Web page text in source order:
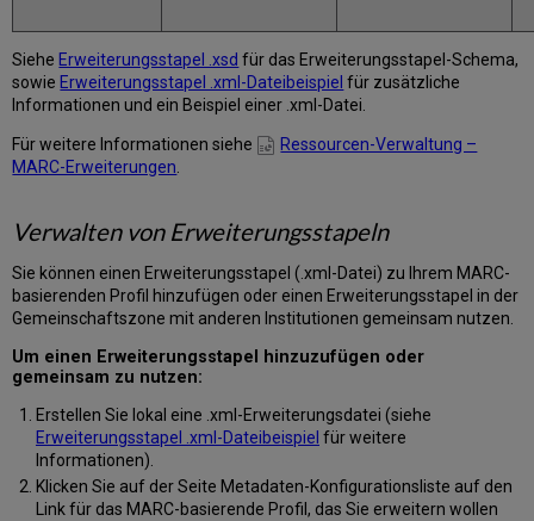
Siehe Erweiterungsstapel .xsd für das Erweiterungsstapel-Schema,
sowie Erweiterungsstapel .xml-Dateibeispiel für zusätzliche
Informationen und ein Beispiel einer .xml-Datei.
Für weitere Informationen siehe
Ressourcen-Verwaltung –
MARC-Erweiterungen
Verwalten von Erweiterungsstapeln
Sie können einen Erweiterungsstapel (.xml-Datei) zu Ihrem MARC-
basierenden Profil hinzufügen oder einen Erweiterungsstapel in der
Gemeinschaftszone mit anderen Institutionen gemeinsam nutzen.
Um einen Erweiterungsstapel hinzuzufügen oder
gemeinsam zu nutzen:
Erstellen Sie lokal eine .xml-Erweiterungsdatei (siehe
Erweiterungsstapel .xml-Dateibeispiel für weitere
Informationen).
Klicken Sie auf der Seite Metadaten-Konfigurationsliste auf den
Link für das MARC-basierende Profil, das Sie erweitern wollen